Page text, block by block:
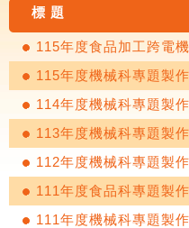
標 題
115年度食品加工跨電
115年度機械科專題製
114年度機械科專題製
113年度機械科專題製
112年度機械科專題製
111年度食品科專題製
111年度機械科專題製